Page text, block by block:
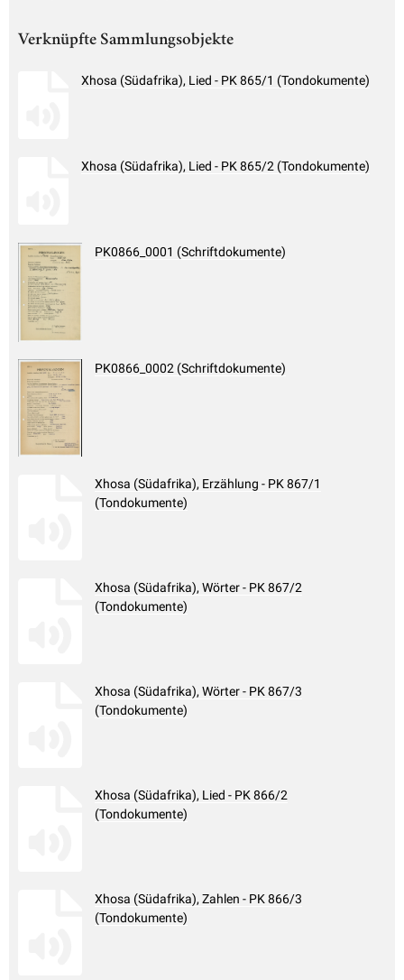
Verknüpfte Sammlungsobjekte
Xhosa (Südafrika), Lied - PK 865/1 (Tondokumente)
Xhosa (Südafrika), Lied - PK 865/2 (Tondokumente)
PK0866_0001 (Schriftdokumente)
PK0866_0002 (Schriftdokumente)
Xhosa (Südafrika), Erzählung - PK 867/1
(Tondokumente)
Xhosa (Südafrika), Wörter - PK 867/2
(Tondokumente)
Xhosa (Südafrika), Wörter - PK 867/3
(Tondokumente)
Xhosa (Südafrika), Lied - PK 866/2
(Tondokumente)
Xhosa (Südafrika), Zahlen - PK 866/3
(Tondokumente)